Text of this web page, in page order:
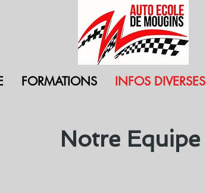
FORMATIONS INFOS DIVERSES
Notre Equipe